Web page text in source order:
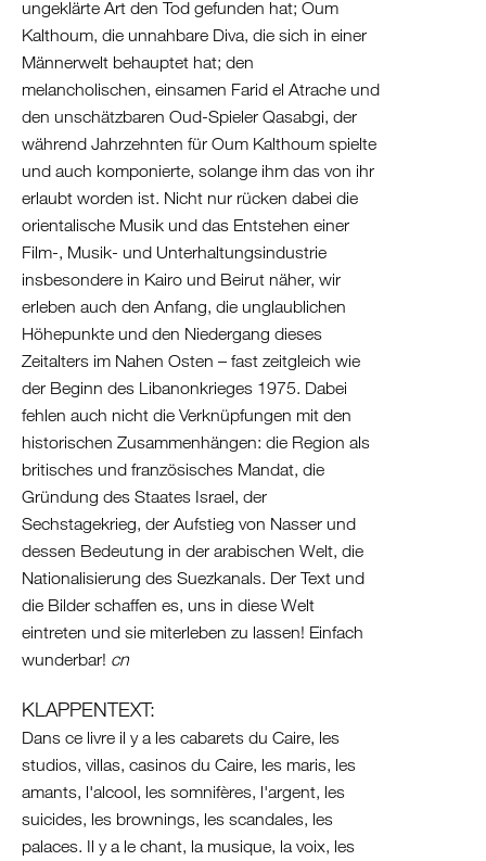
/
Zypern
Griechenland
Türkei
Zypern
Levante
/
Syrien
Libanon
Israel
Palästina
Ägypten
ungeklärte Art den Tod gefunden hat; Oum
Kalthoum, die unnahbare Diva, die sich in einer
Männerwelt behauptet hat; den
melancholischen, einsamen Farid el Atrache und
den unschätzbaren Oud-Spieler Qasabgi, der
während Jahrzehnten für Oum Kalthoum spielte
und auch komponierte, solange ihm das von ihr
erlaubt worden ist. Nicht nur rücken dabei die
orientalische Musik und das Entstehen einer
Film-, Musik- und Unterhaltungsindustrie
insbesondere in Kairo und Beirut näher, wir
erleben auch den Anfang, die unglaublichen
Höhepunkte und den Niedergang dieses
Zeitalters im Nahen Osten – fast zeitgleich wie
der Beginn des Libanonkrieges 1975. Dabei
fehlen auch nicht die Verknüpfungen mit den
historischen Zusammenhängen: die Region als
britisches und französisches Mandat, die
Gründung des Staates Israel, der
Sechstagekrieg, der Aufstieg von Nasser und
dessen Bedeutung in der arabischen Welt, die
Nationalisierung des Suezkanals. Der Text und
die Bilder schaffen es, uns in diese Welt
eintreten und sie miterleben zu lassen! Einfach
wunderbar! cn
KLAPPENTEXT:
Dans ce livre il y a les cabarets du Caire, les
studios, villas, casinos du Caire, les maris, les
amants, l'alcool, les somnifères, l'argent, les
suicides, les brownings, les scandales, les
palaces. Il y a le chant, la musique, la voix, les